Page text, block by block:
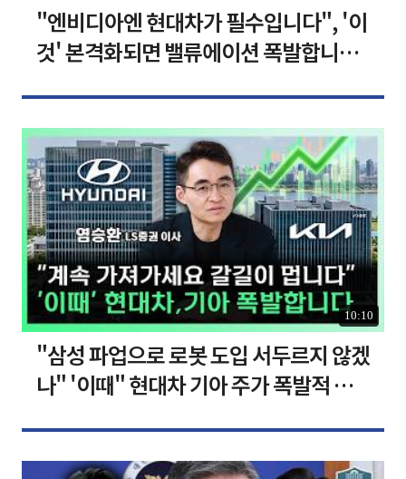
"엔비디아엔 현대차가 필수입니다", '이
것' 본격화되면 밸류에이션 폭발합니다
10:10
"삼성 파업으로 로봇 도입 서두르지 않겠
나" '이때" 현대차 기아 주가 폭발적 성